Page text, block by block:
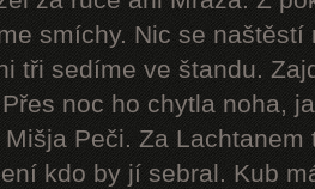
smíchy. Nic se naštěstí
tři sedíme ve štandu.
noc ho chytla noha,
Peči. Za
kdo by jí sebral. Kub